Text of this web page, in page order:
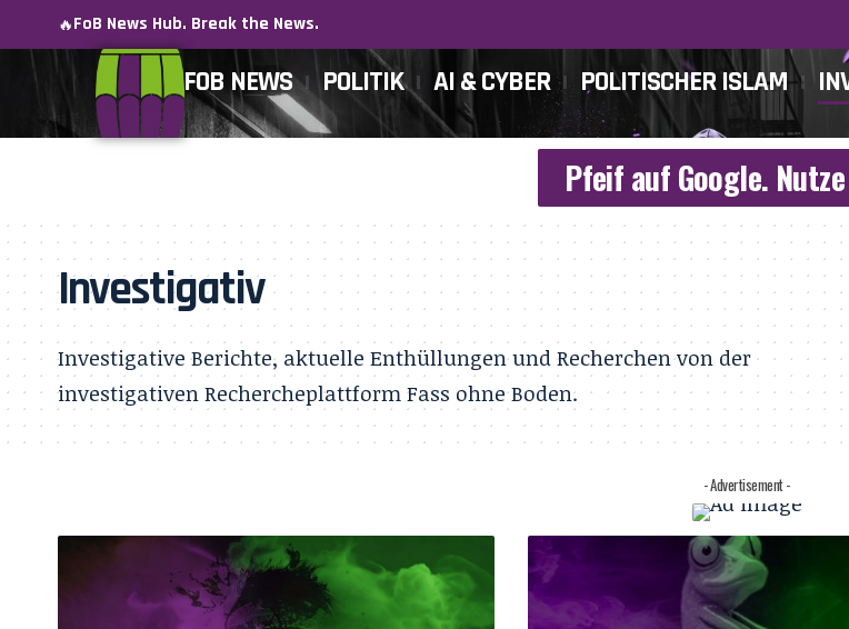
🔥FoB News Hub. Break the News.
FOB NEWS POLITIK AI & CYBER POLITISCHER ISLAM
Pfeif auf Google.
Investigativ
Investigative Berichte, aktuelle Enthüllungen und Recherchen von der
investigativen Rechercheplattform Fass ohne Boden.
- Advertisement -